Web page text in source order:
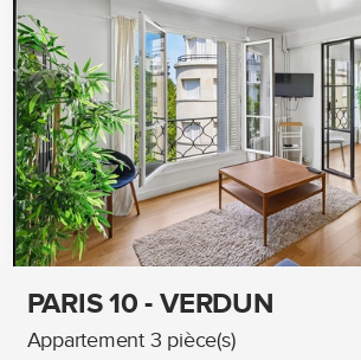
PARIS 10 - VERDUN
Appartement 3 pièce(s)